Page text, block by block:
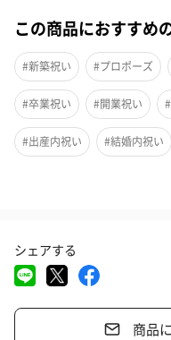
この商品におすすめ
#新築祝い #プロポーズ
#卒業祝い #開業祝い
#出産内祝い #結婚内祝い
#パーティー
#ホワイトデー
#送別会 #
シェアする
商品